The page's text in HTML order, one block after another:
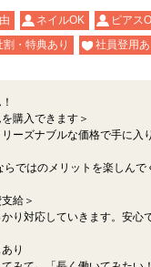
ネイルOK
ピアス
割・特典あり 社員登用あ
購入できます＞
ーズナブルな価格で手に入
ではのメリットを楽しんで
給＞
り対応していきます。安心
り